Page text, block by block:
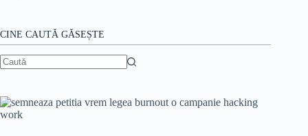
Cum
faci
nu-
pierzi
angajații?
CINE CAUTĂ GĂSEȘTE